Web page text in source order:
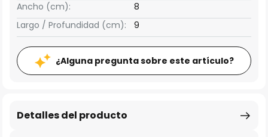
Ancho (cm): 8
Largo / Profundidad (cm): 9
¿Alguna pregunta sobre este artículo?
Detalles del producto